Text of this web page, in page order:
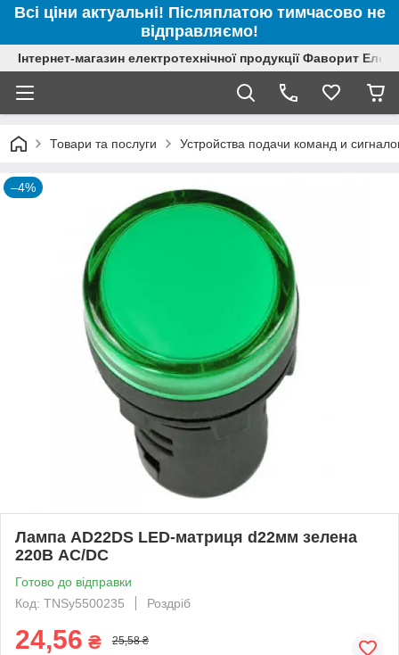
Всі ціни актуальні! Післяплатою тимчасово не
відправляємо!
Інтернет-магазин електротехнічної продукції Фаворит
Товари та послуги Устройства подачи команд и
–4%
Лампа AD22DS LED-матриця d22мм зелена
220В AC/DC
Готово до відправки
Код: TNSy5500235
Роздріб
24,56 ₴ 25,58 ₴